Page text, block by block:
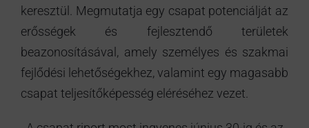
keresztül. Megmutatja egy csapat potenciálját az
erősségek és fejlesztendő területek
beazonosításával, amely személyes és szakmai
fejlődési lehetőségekhez, valamint egy magasabb
csapat teljesítőképesség eléréséhez vezet.